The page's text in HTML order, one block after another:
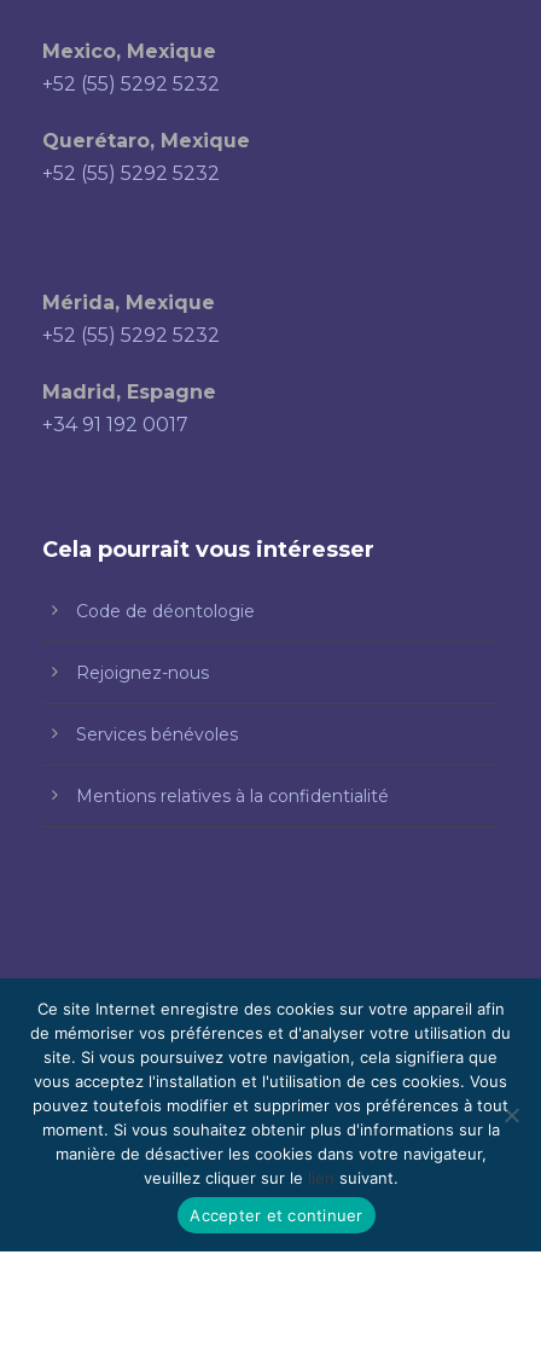
Mexico, Mexique
+52 (55) 5292 5232
Querétaro, Mexique
+52 (55) 5292 5232
Mérida, Mexique
+52 (55) 5292 5232
Madrid, Espagne
+34 91 192 0017
Cela pourrait vous intéresser
Code de déontologie
Rejoignez-nous
Services bénévoles
Mentions relatives à la confidentialité
© 2026 Bello, Gallardo, Bonequi et García,
S.C.
Contenu traduit automatiquement. La
précision peut varier selon la langue.
Bénévolat
Rejoignez-nous Webmail
Ce site Internet enregistre des cookies sur votre appareil afin
de mémoriser vos préférences et d'analyser votre utilisation du
site. Si vous poursuivez votre navigation, cela signifiera que
vous acceptez l'installation et l'utilisation de ces cookies. Vous
pouvez toutefois modifier et supprimer vos préférences à tout
moment. Si vous souhaitez obtenir plus d'informations sur la
manière de désactiver les cookies dans votre navigateur,
veuillez cliquer sur le lien suivant.
Accepter et continuer